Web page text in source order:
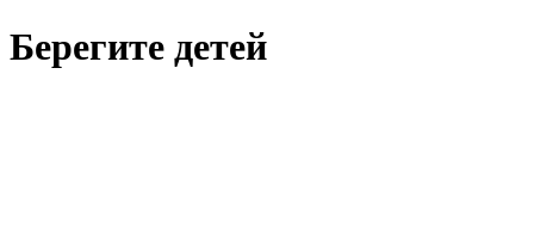
Берегите детей